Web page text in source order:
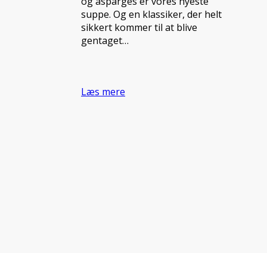
suppe. Og en klassiker, der helt
sikkert kommer til at blive
gentaget…
Læs mere